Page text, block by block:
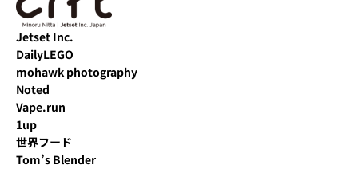
Jetset Inc.
DailyLEGO
mohawk photography
Noted
Vape.run
1up
世界フード
Tom’s Blender